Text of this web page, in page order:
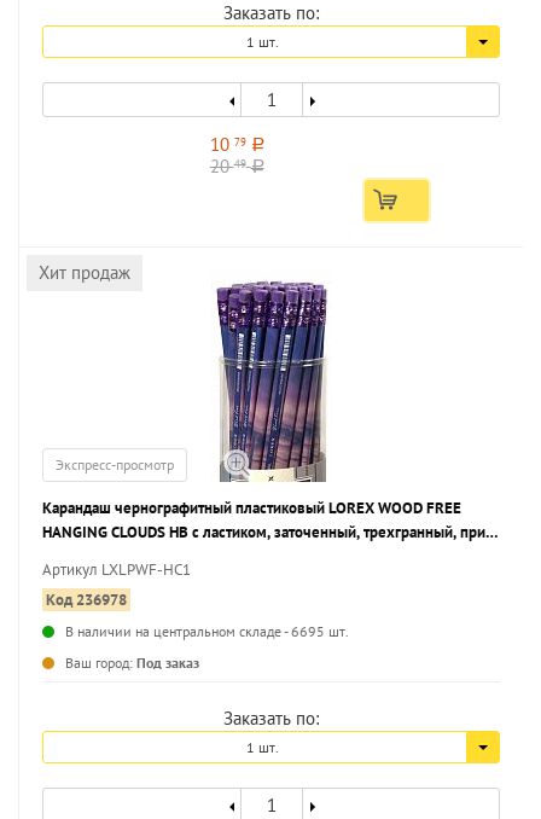
Заказать по:
1 шт.
10 79 a
2049 a
Хит продаж
Экспресс-просмотр
Карандаш чернографитный пластиковый LOREX WOOD FREE
HANGING CLOUDS НВ с ластиком, заточенный, трехгранный, принт
Артикул LXLPWF-HC1
Код 236978
В наличии на центральном складе - 6695 шт.
Ваш город: Под заказ
Заказать по:
1 шт.